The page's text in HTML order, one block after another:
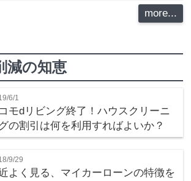
more...
減の知恵
6/1
モdリビング終了！ハウスクリーニ
の割引は何を利用すればよいか？
9/29
よく見る、マイカーローンの特徴を